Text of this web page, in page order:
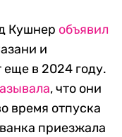
Кушнер объявил
и
в 2024 году.
, что они
время отпуска
приезжала